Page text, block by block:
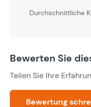
Durchschnittliche
Bewerten Sie
Teilen Sie Ihre
Bewertung